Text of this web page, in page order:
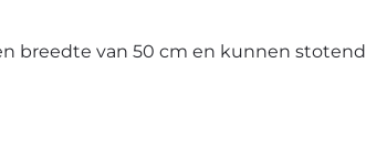
breedte van 50 cm en kunnen stotend